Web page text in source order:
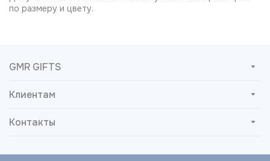
по размеру и цвету.
GMR GIFTS
Клиентам
Контакты